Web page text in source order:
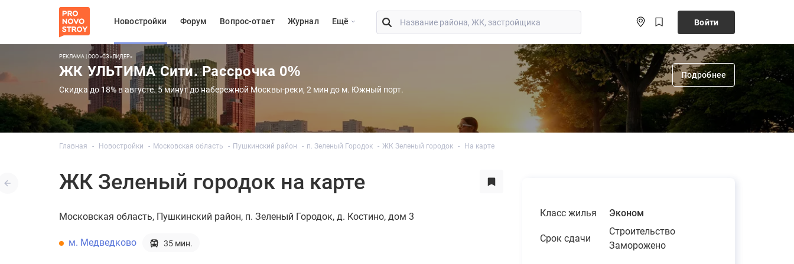
Новостройки Форум Вопрос-ответ Журнал Eщё Войти
РЕКЛАМА | ООО «СЗ «ЛИДЕР»
ЖК УЛЬТИМА Сити. Рассрочка 0%
Скидка до 18% в августе. 5 минут до набережной Москвы-реки, 2 мин до м. Южный порт.
Подробнее
Главная Новостройки Московская область Пушкинский район п. Зеленый Городок ЖК Зеленый городок На карте
Класс жилья Эконом
Срок сдачи
Строительство
Заморожено
ЖК Зеленый городок на карте
Московская область Пушкинский район п. Зеленый Городок д. Костино, дом 3
м. Медведково 35 мин.